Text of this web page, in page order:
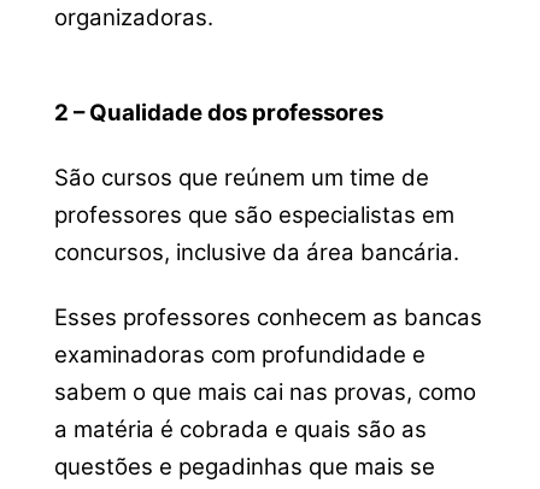
organizadoras.
2 – Qualidade dos professores
São cursos que reúnem um time de
professores que são especialistas em
concursos, inclusive da área bancária.
Esses professores conhecem as bancas
examinadoras com profundidade e
sabem o que mais cai nas provas, como
a matéria é cobrada e quais são as
questões e pegadinhas que mais se